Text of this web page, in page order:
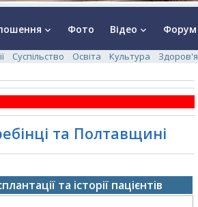
keyboard_arrow_down Фото Відео keyboard_arrow_down Форум
Суспільство Освіта Культура Здоров'я
та Полтавщині
та історії пацієнтів